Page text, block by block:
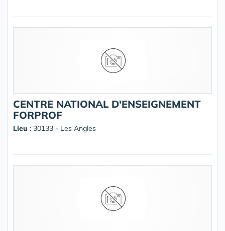
CENTRE NATIONAL D'ENSEIGNEMENT
FORPROF
Lieu : 30133 - Les Angles